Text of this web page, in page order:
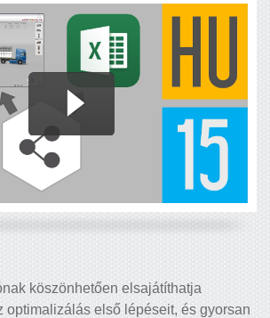
köszönhetően elsajátíthatja
optimalizálás első lépéseit, és gyorsan